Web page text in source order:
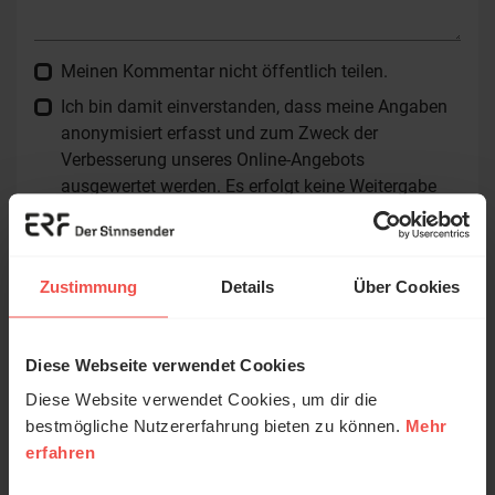
Zustimmung Details Über Cookies
Diese Webseite verwendet Cookies
Diese Website verwendet Cookies, um dir die
bestmögliche Nutzererfahrung bieten zu können. Mehr
erfahren
Meinen Kommentar nicht öffentlich teilen.
Ich bin damit einverstanden, dass meine Angaben
anonymisiert erfasst und zum Zweck der
Verbesserung unseres Online-Angebots
ausgewertet werden. Es erfolgt keine Weitergabe
Ihrer Daten an Dritte. Näheres siehe
Datenschutzerklärung
Alle Kommentare werden redaktionell geprüft. Wir behalten
uns das Kürzen von Kommentaren vor. Ein Recht auf
Veröffentlichung besteht nicht. Bitte beachten Sie beim
Absenden